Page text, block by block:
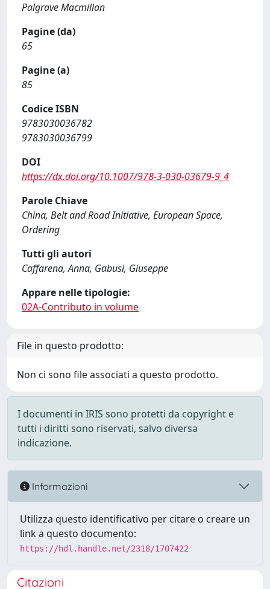
Palgrave Macmillan
Pagine (da)
65
Pagine (a)
85
Codice ISBN
9783030036782
9783030036799
DOI
https://dx.doi.org/10.1007/978-3-030-03679-9_4
Parole Chiave
China, Belt and Road Initiative, European Space,
Ordering
Tutti gli autori
Caffarena, Anna, Gabusi, Giuseppe
Appare nelle tipologie:
02A-Contributo in volume
File in questo prodotto:
Non ci sono file associati a questo prodotto.
I documenti in IRIS sono protetti da copyright e
tutti i diritti sono riservati, salvo diversa
indicazione.
Informazioni
Utilizza questo identificativo per citare o creare un
link a questo documento:
https://hdl.handle.net/2318/1707422
Citazioni